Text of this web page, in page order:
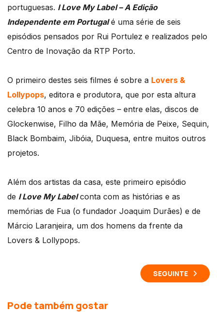
portuguesas. I Love My Label – A Edição
Independente em Portugalé uma série de seis
episódios pensados por Rui Portulez e realizados pelo
Centro de Inovação da RTP Porto.
O primeiro destes seis filmes é sobre a Lovers &
Lollypops, editora e produtora, que por esta altura
celebra 10 anos e 70 edições – entre elas, discos de
Glockenwise, Filho da Mãe, Memória de Peixe, Sequin,
Black Bombaim, Jibóia, Duquesa, entre muitos outros
projetos.
Além dos artistas da casa, este primeiro episódio
de I Love My Labelconta com as histórias e as
memórias de Fua (o fundador Joaquim Durães) e de
Márcio Laranjeira, um dos homens da frente da
Lovers & Lollypops.
SEGUINTE
Pode também gostar